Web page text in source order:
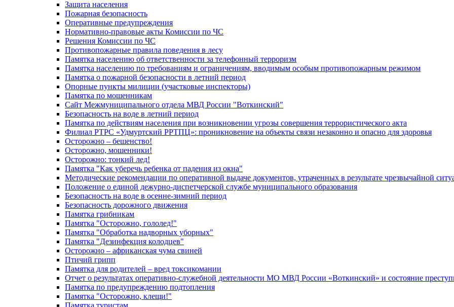
Защита населения
Пожарная безопасность
Оперативные предупреждения
Нормативно-правовые акты Комиссии по ЧС
Решения Комиссии по ЧС
Противопожарные правила поведения в лесу
Памятка населению об ответственности за телефонный терроризм
Памятка населению по требованиям и ограничениям, вводимым особым противопожарным режимом
Памятка о пожарной безопасности в летний период
Опорные пункты милиции (участковые инспекторы)
Памятка по мошенникам
Сайт Межмуниципального отдела МВД России "Воткинский"
Безопасность на воде в летний период
Памятка по действиям населения при возникновении угрозы совершения террористического акта
Филиал РТРС «Удмуртский РРТПЦ»: проникновение на объекты связи незаконно и опасно для здоровья
Осторожно – бешенство!
Осторожно, мошенники!
Осторожно: тонкий лед!
Памятка "Как уберечь ребенка от падения из окна"
Методические рекомендации по оперативной выдаче документов, утраченных в результате чрезвычайной
Положение о единой дежурно-диспетчерской службе муниципального образования
Безопасность на воде в осенне-зимний период
Безопасность дорожного движения
Памятка грибникам
Памятка "Осторожно, гололед!"
Памятка "Обработка надворных уборных"
Памятка "Дезинфекция колодцев"
Осторожно – африканская чума свиней
Птичий грипп
Памятка для родителей – вред токсикомании
Отчет о результатах оперативно-служебной деятельности МО МВД России «Воткинский» и состояние
Памятка по предупреждению подтопления
Памятка "Осторожно, клещи!"
Памятка туристам